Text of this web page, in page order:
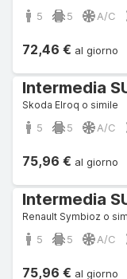
5 5 A/C
72,46 € al giorno
Intermedia
Skoda Elroq o simile
5 5 A/C
75,96 € al giorno
Intermedia
Renault Symbioz o
5 5 A/C
75,96 € al giorno